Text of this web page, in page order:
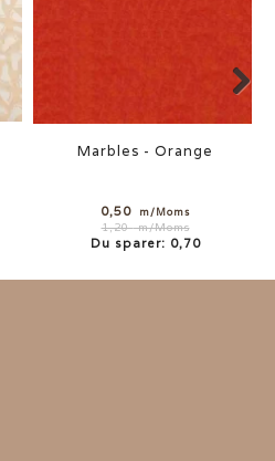
Marbles - Orange
0,50 m/Moms
1,20m/Moms
Du sparer: 0,70